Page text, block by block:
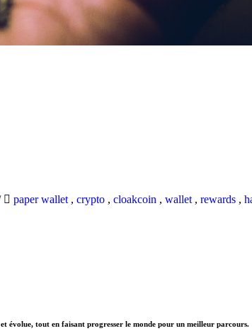
paper wallet , crypto , cloakcoin , wallet , rewards ,
évolue, tout en faisant progresser le monde pour un meilleur parcours.